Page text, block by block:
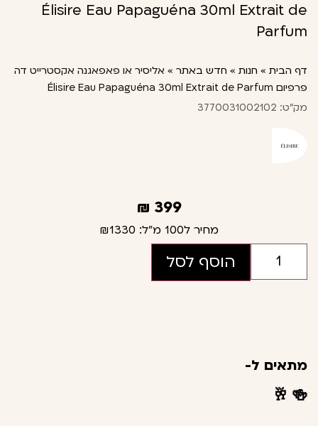
Élisire Eau Papaguéna 30ml Extrait de
Parfum
דף הבית » חנות » חדש באתר » אליסיר או פאפאגנה אקסטרייט דה
פרפיום Élisire Eau Papaguéna 30ml Extrait de Parfum
מק"ט: 3770031002102
399
₪
מחיר ל100 מ"ל: ₪1330
הוסף לסל
מתאים ל-
🍻
🥂